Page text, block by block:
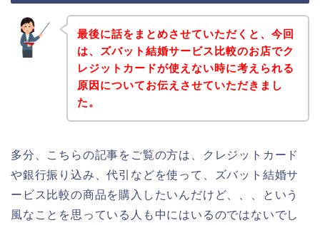
最後に話をまとめさせていただくと、今回
は、ズバット結婚サービス比較のお店でク
レジットカードが使えない時に考えられる
原因についてお伝えさせていただきまし
た。
多分、こちらの記事をご覧の方は、クレジットカード
や銀行振り込み、代引などを使って、ズバット結婚サ
ービス比較の商品を購入したいんだけど、、、という
風なことを思っている人も中にはいるのではないでし